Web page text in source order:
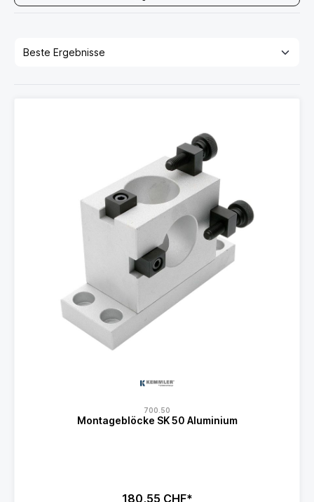
700.50
Montageblöcke SK 50 Aluminium
180,55 CHF*